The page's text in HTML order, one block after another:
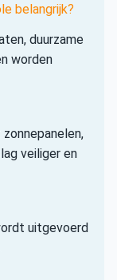
belangrijk?
duurzame
worden
veiliger en
uitgevoerd